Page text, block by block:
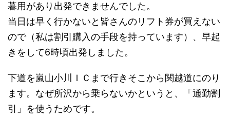
暮用があり出発できませんでした。
当日は早く行かないと皆さんのリフト券が買えない
ので（私は割引購入の手段を持っています）、早起
きをして6時頃出発しました。
下道を嵐山小川ＩＣまで行きそこから関越道にのり
ます。なぜ所沢から乗らないかというと、「通勤割
引」を使うためです。